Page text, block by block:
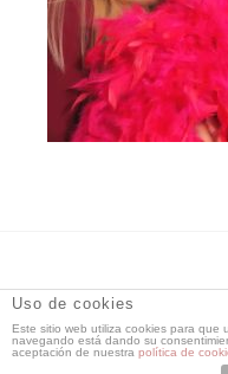
DT Espacio
Uso de cookies
Este sitio web utiliza cookies para que
navegando está dando su
aceptación de nuestra política de